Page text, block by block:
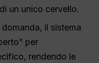
un unico cervello.
il sistema
per
rendendo le